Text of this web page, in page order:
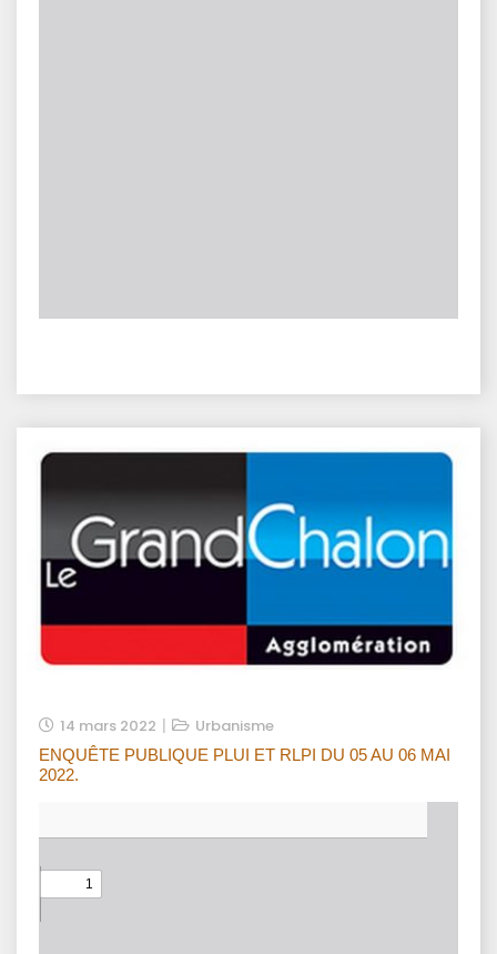
14 mars 2022 Urbanisme
ENQUÊTE PUBLIQUE PLUI ET RLPI DU 05 AU 06 MAI
2022.